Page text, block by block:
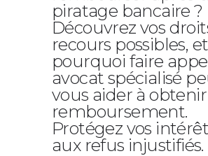
piratage bancaire ?
Découvrez vos
recours possibles, et
pourquoi faire
avocat spécialisé
vous aider à
remboursement.
Protégez vos
aux refus injustifiés.